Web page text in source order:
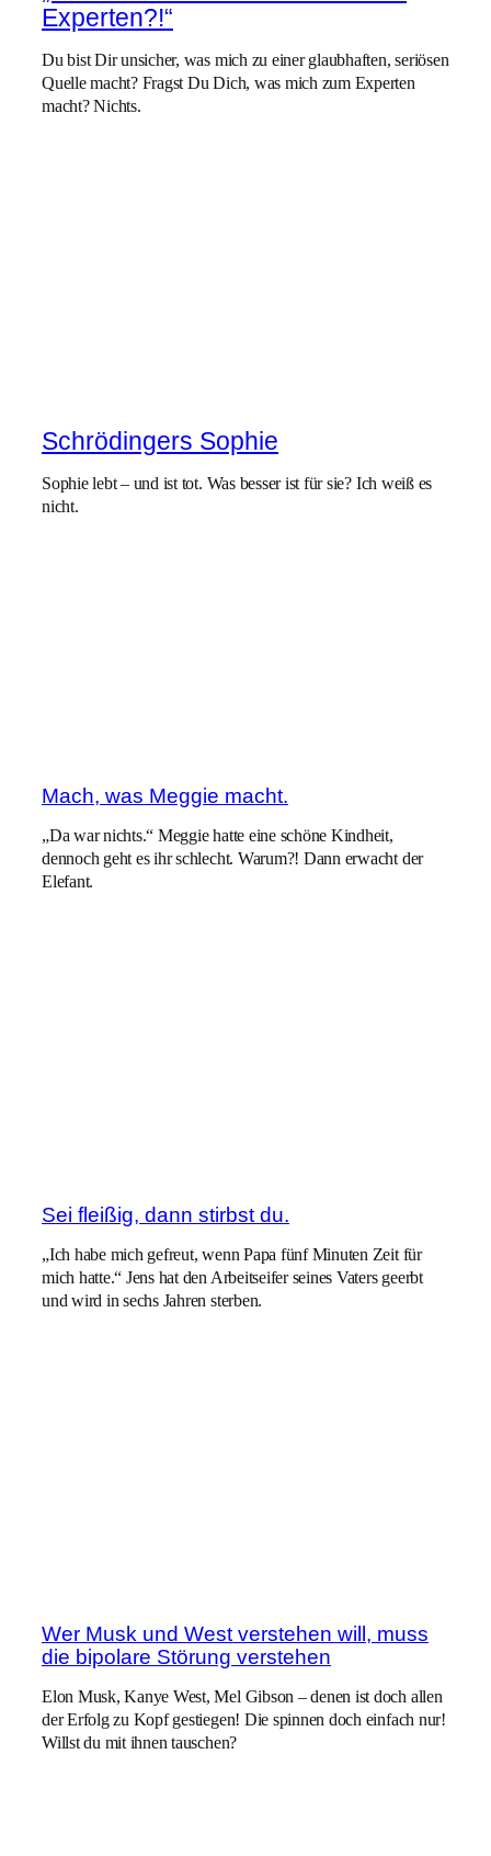
Experten?!“
Du bist Dir unsicher, was mich zu einer glaubhaften, seriösen
Quelle macht? Fragst Du Dich, was mich zum Experten
macht? Nichts.
Schrödingers Sophie
Sophie lebt – und ist tot. Was besser ist für sie? Ich weiß es
nicht.
Mach, was Meggie macht.
„Da war nichts.“ Meggie hatte eine schöne Kindheit,
dennoch geht es ihr schlecht. Warum?! Dann erwacht der
Elefant.
Sei fleißig, dann stirbst du.
„Ich habe mich gefreut, wenn Papa fünf Minuten Zeit für
mich hatte.“ Jens hat den Arbeitseifer seines Vaters geerbt
und wird in sechs Jahren sterben.
Wer Musk und West verstehen will, muss
die bipolare Störung verstehen
Elon Musk, Kanye West, Mel Gibson – denen ist doch allen
der Erfolg zu Kopf gestiegen! Die spinnen doch einfach nur!
Willst du mit ihnen tauschen?